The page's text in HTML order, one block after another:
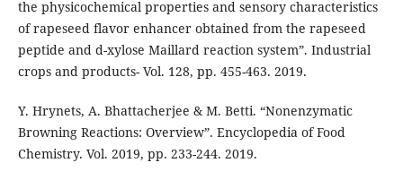
the physicochemical properties and sensory characteristics
of rapeseed flavor enhancer obtained from the rapeseed
peptide and d-xylose Maillard reaction system”. Industrial
crops and products- Vol. 128, pp. 455-463. 2019.
Y. Hrynets, A. Bhattacherjee & M. Betti. “Nonenzymatic
Browning Reactions: Overview”. Encyclopedia of Food
Chemistry. Vol. 2019, pp. 233-244. 2019.